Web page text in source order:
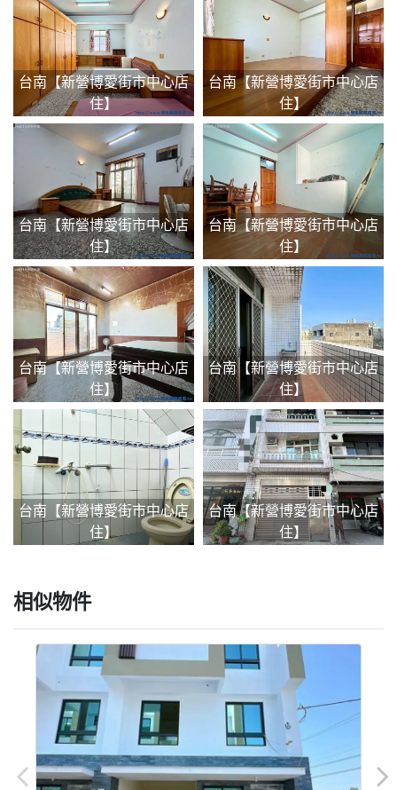
台南【新營博愛街市中心店
住】
台南【新營博愛街市中心店
住】
台南【新營博愛街市中心店
住】
台南【新營博愛街市中心店
住】
台南【新營博愛街市中心店
住】
台南【新營博愛街市中心店
住】
台南【新營博愛街市中心店
住】
台南【新營博愛街市中心店
住】
相似物件